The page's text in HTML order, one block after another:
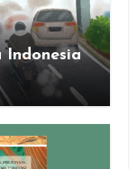
Indonesia